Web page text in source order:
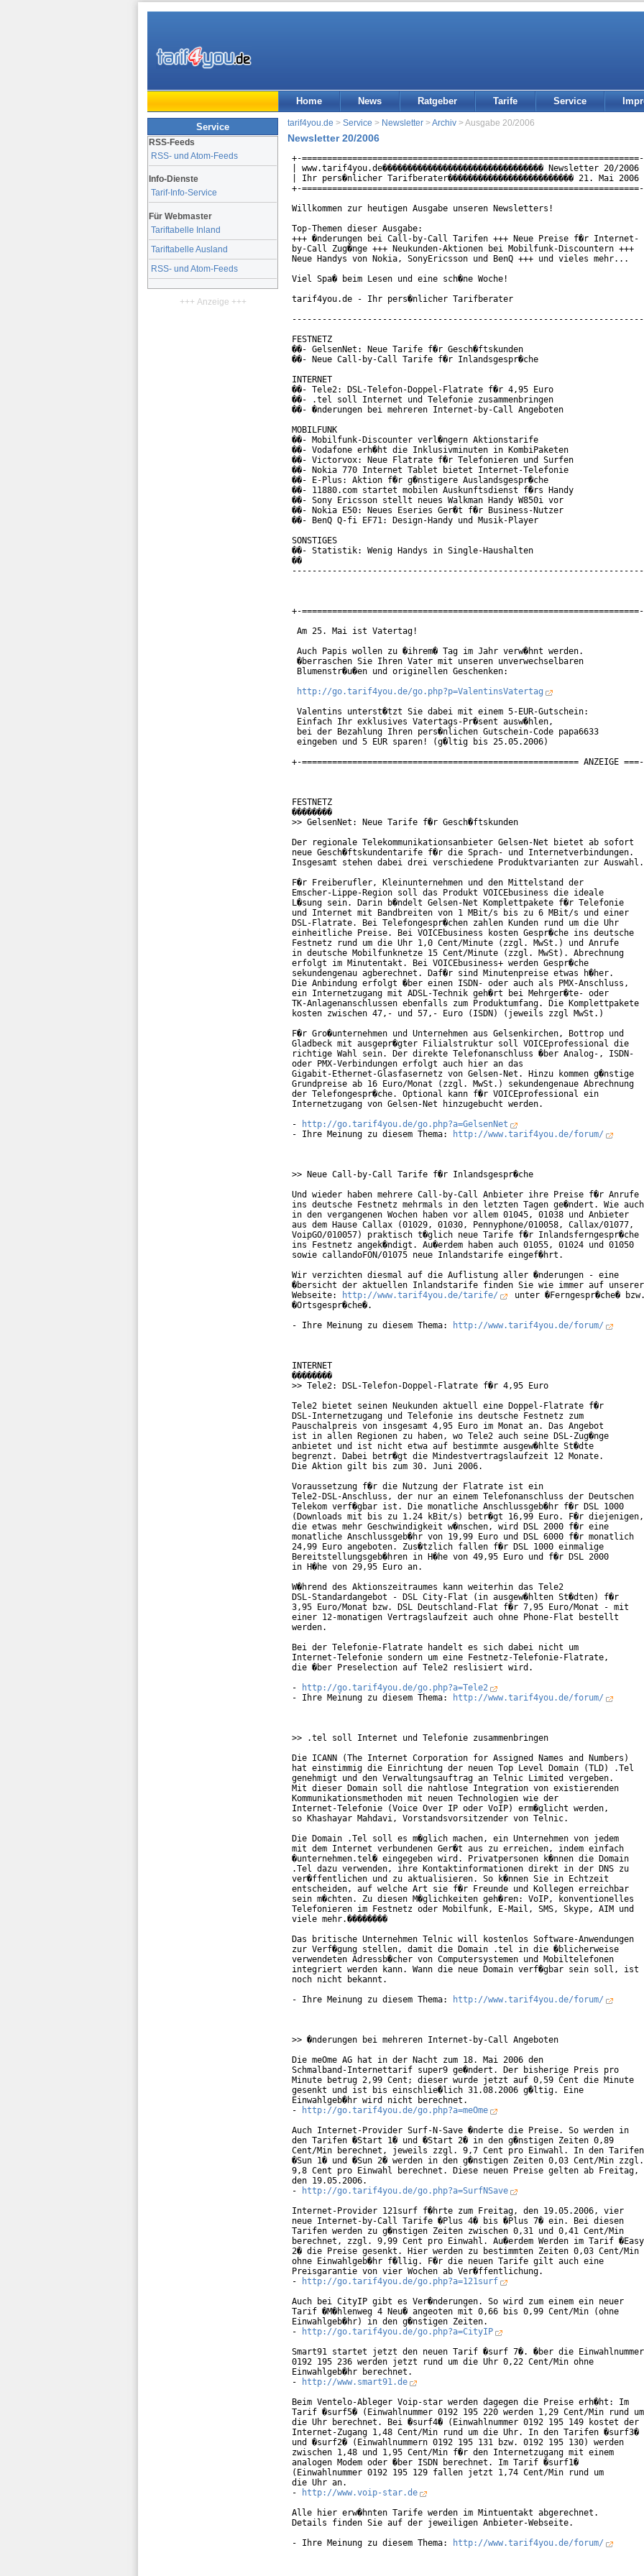
Home News Ratgeber Tarife Service
Service
RSS-Feeds
RSS- und Atom-Feeds
Info-Dienste
Tarif-Info-Service
Für Webmaster
Tariftabelle Inland
Tariftabelle Ausland
RSS- und Atom-Feeds
+++ Anzeige +++
tarif4you.de > Service > Newsletter > Archiv > Ausgabe 20/2006
Newsletter 20/2006
+-
| www.tarif4you.de�������������������������������� Newsletter 20/
| Ihr pers�nlicher Tarifberater������������������������� 21. Mai
+-
Willkommen zur heutigen Ausgabe unseren Newsletters!
Top-Themen dieser Ausgabe:
+++ �nderungen bei Call-by-Call Tarifen +++ Neue Preise f�r Internet-
by-Call Zug�nge +++ Neukunden-Aktionen bei Mobilfunk-Discountern +++
Neue Handys von Nokia, SonyEricsson und BenQ +++ und vieles mehr...
Viel Spa� beim Lesen und eine sch�ne Woche!
tarif4you.de - Ihr pers�nlicher Tarifberater
FESTNETZ
��- GelsenNet: Neue Tarife f�r Gesch�ftskunden
��- Neue Call-by-Call Tarife f�r Inlandsgespr�che
INTERNET
��- Tele2: DSL-Telefon-Doppel-Flatrate f�r 4,95 Euro
��- .tel soll Internet und Telefonie zusammenbringen
��- �nderungen bei mehreren Internet-by-Call Angeboten
MOBILFUNK
��- Mobilfunk-Discounter verl�ngern Aktionstarife
��- Vodafone erh�ht die Inklusivminuten in KombiPaketen
��- Victorvox: Neue Flatrate f�r Telefonieren und Surfen
��- Nokia 770 Internet Tablet bietet Internet-Telefonie
��- E-Plus: Aktion f�r g�nstigere Auslandsgespr�che
��- 11880.com startet mobilen Auskunftsdienst f�rs Handy
��- Sony Ericsson stellt neues Walkman Handy W850i vor
��- Nokia E50: Neues Eseries Ger�t f�r Business-Nutzer
��- BenQ Q-fi EF71: Design-Handy und Musik-Player
SONSTIGES
��- Statistik: Wenig Handys in Single-Haushalten
��
+-
Am 25. Mai ist Vatertag!
Auch Papis wollen zu �ihrem� Tag im Jahr verw�hnt werden.
�berraschen Sie Ihren Vater mit unseren unverwechselbaren
Blumenstr�u�en und originellen Geschenken:
http://go.tarif4you.de/go.php?p=ValentinsVatertag
Valentins unterst�tzt Sie dabei mit einem 5-EUR-Gutschein:
Einfach Ihr exklusives Vatertags-Pr�sent ausw�hlen,
bei der Bezahlung Ihren pers�nlichen Gutschein-Code papa6633
eingeben und 5 EUR sparen! (g�ltig bis 25.05.2006)
+-======================================================= ANZEIGE
FESTNETZ
��������
>> GelsenNet: Neue Tarife f�r Gesch�ftskunden
Der regionale Telekommunikationsanbieter Gelsen-Net bietet ab sofort
neue Gesch�ftskundentarife f�r die Sprach- und Internetverbindungen.
Insgesamt stehen dabei drei verschiedene Produktvarianten zur Auswahl.
F�r Freiberufler, Kleinunternehmen und den Mittelstand der
Emscher-Lippe-Region soll das Produkt VOICEbusiness die ideale
L�sung sein. Darin b�ndelt Gelsen-Net Komplettpakete f�r Telefonie
und Internet mit Bandbreiten von 1 MBit/s bis zu 6 MBit/s und einer
DSL-Flatrate. Bei Telefongespr�chen zahlen Kunden rund um die Uhr
einheitliche Preise. Bei VOICEbusiness kosten Gespr�che ins deutsche
Festnetz rund um die Uhr 1,0 Cent/Minute (zzgl. MwSt.) und Anrufe
in deutsche Mobilfunknetze 15 Cent/Minute (zzgl. MwSt). Abrechnung
erfolgt im Minutentakt. Bei VOICEbusiness+ werden Gespr�che
sekundengenau agberechnet. Daf�r sind Minutenpreise etwas h�her.
Die Anbindung erfolgt �ber einen ISDN- oder auch als PMX-Anschluss,
ein Internetzugang mit ADSL-Technik geh�rt bei Mehrger�te- oder
TK-Anlagenanschlussen ebenfalls zum Produktumfang. Die Komplettpakete
kosten zwischen 47,- und 57,- Euro (ISDN) (jeweils zzgl MwSt.)
F�r Gro�unternehmen und Unternehmen aus Gelsenkirchen, Bottrop und
Gladbeck mit ausgepr�gter Filialstruktur soll VOICEprofessional die
richtige Wahl sein. Der direkte Telefonanschluss �ber Analog-, ISDN-
oder PMX-Verbindungen erfolgt auch hier an das
Gigabit-Ethernet-Glasfasernetz von Gelsen-Net. Hinzu kommen g�nstige
Grundpreise ab 16 Euro/Monat (zzgl. MwSt.) sekundengenaue Abrechnung
der Telefongespr�che. Optional kann f�r VOICEprofessional ein
Internetzugang von Gelsen-Net hinzugebucht werden.
-
http://go.tarif4you.de/go.php?a=GelsenNet
- Ihre Meinung zu diesem Thema:
http://www.tarif4you.de/forum/
>> Neue Call-by-Call Tarife f�r Inlandsgespr�che
Und wieder haben mehrere Call-by-Call Anbieter ihre Preise f�r Anrufe
ins deutsche Festnetz mehrmals in den letzten Tagen ge�ndert. Wie auch
in den vergangenen Wochen haben vor allem 01045, 01038 und Anbieter
aus dem Hause Callax (01029, 01030, Pennyphone/010058, Callax/01077,
VoipGO/010057) praktisch t�glich neue Tarife f�r Inlandsferngespr�che
ins Festnetz angek�ndigt. Au�erdem haben auch 01055, 01024 und 01050
sowie callandoFON/01075 neue Inlandstarife eingef�hrt.
Wir verzichten diesmal auf die Auflistung aller �nderungen - eine
�bersicht der aktuellen Inlandstarife finden Sie wie immer auf unserer
Webseite:
http://www.tarif4you.de/tarife/
unter �Ferngespr�che�
�Ortsgespr�che�.
- Ihre Meinung zu diesem Thema:
http://www.tarif4you.de/forum/
INTERNET
��������
>> Tele2: DSL-Telefon-Doppel-Flatrate f�r 4,95 Euro
Tele2 bietet seinen Neukunden aktuell eine Doppel-Flatrate f�r
DSL-Internetzugang und Telefonie ins deutsche Festnetz zum
Pauschalpreis von insgesamt 4,95 Euro im Monat an. Das Angebot
ist in allen Regionen zu haben, wo Tele2 auch seine DSL-Zug�nge
anbietet und ist nicht etwa auf bestimmte ausgew�hlte St�dte
begrenzt. Dabei betr�gt die Mindestvertragslaufzeit 12 Monate.
Die Aktion gilt bis zum 30. Juni 2006.
Voraussetzung f�r die Nutzung der Flatrate ist ein
Tele2-DSL-Anschluss, der nur an einem Telefonanschluss der Deutschen
Telekom verf�gbar ist. Die monatliche Anschlussgeb�hr f�r DSL 1000
(Downloads mit bis zu 1.24 kBit/s) betr�gt 16,99 Euro. F�r diejenigen,
die etwas mehr Geschwindigkeit w�nschen, wird DSL 2000 f�r eine
monatliche Anschlussgeb�hr von 19,99 Euro und DSL 6000 f�r monatlich
24,99 Euro angeboten. Zus�tzlich fallen f�r DSL 1000 einmalige
Bereitstellungsgeb�hren in H�he von 49,95 Euro und f�r DSL 2000
in H�he von 29,95 Euro an.
W�hrend des Aktionszeitraumes kann weiterhin das Tele2
DSL-Standardangebot - DSL City-Flat (in ausgew�hlten St�dten) f�r
3,95 Euro/Monat bzw. DSL Deutschland-Flat f�r 7,95 Euro/Monat - mit
einer 12-monatigen Vertragslaufzeit auch ohne Phone-Flat bestellt
werden.
Bei der Telefonie-Flatrate handelt es sich dabei nicht um
Internet-Telefonie sondern um eine Festnetz-Telefonie-Flatrate,
die �ber Preselection auf Tele2 reslisiert wird.
-
http://go.tarif4you.de/go.php?a=Tele2
- Ihre Meinung zu diesem Thema:
http://www.tarif4you.de/forum/
>> .tel soll Internet und Telefonie zusammenbringen
Die ICANN (The Internet Corporation for Assigned Names and Numbers)
hat einstimmig die Einrichtung der neuen Top Level Domain (TLD) .Tel
genehmigt und den Verwaltungsauftrag an Telnic Limited vergeben.
Mit dieser Domain soll die nahtlose Integration von existierenden
Kommunikationsmethoden mit neuen Technologien wie der
Internet-Telefonie (Voice Over IP oder VoIP) erm�glicht werden,
so Khashayar Mahdavi, Vorstandsvorsitzender von Telnic.
Die Domain .Tel soll es m�glich machen, ein Unternehmen von jedem
mit dem Internet verbundenen Ger�t aus zu erreichen, indem einfach
�unternehmen.tel� eingegeben wird. Privatpersonen k�nnen die Domain
.Tel dazu verwenden, ihre Kontaktinformationen direkt in der DNS zu
ver�ffentlichen und zu aktualisieren. So k�nnen Sie in Echtzeit
entscheiden, auf welche Art sie f�r Freunde und Kollegen erreichbar
sein m�chten. Zu diesen M�glichkeiten geh�ren: VoIP, konventionelles
Telefonieren im Festnetz oder Mobilfunk, E-Mail, SMS, Skype, AIM und
viele mehr.��������
Das britische Unternehmen Telnic will kostenlos Software-Anwendungen
zur Verf�gung stellen, damit die Domain .tel in die �blicherweise
verwendeten Adressb�cher von Computersystemen und Mobiltelefonen
integriert werden kann. Wann die neue Domain verf�gbar sein soll, ist
noch nicht bekannt.
- Ihre Meinung zu diesem Thema:
http://www.tarif4you.de/forum/
>> �nderungen bei mehreren Internet-by-Call Angeboten
Die meOme AG hat in der Nacht zum 18. Mai 2006 den
Schmalband-Internettarif super9 ge�ndert. Der bisherige Preis pro
Minute betrug 2,99 Cent; dieser wurde jetzt auf 0,59 Cent die Minute
gesenkt und ist bis einschlie�lich 31.08.2006 g�ltig. Eine
Einwahlgeb�hr wird nicht berechnet.
-
http://go.tarif4you.de/go.php?a=meOme
Auch Internet-Provider Surf-N-Save �nderte die Preise. So werden in
den Tarifen �Start 1� und �Start 2� in den g�nstigen Zeiten 0,89
Cent/Min berechnet, jeweils zzgl. 9,7 Cent pro Einwahl. In den Tarifen
�Sun 1� und �Sun 2� werden in den g�nstigen Zeiten 0,03 Cent/Min zzgl.
9,8 Cent pro Einwahl berechnet. Diese neuen Preise gelten ab Freitag,
den 19.05.2006.
-
http://go.tarif4you.de/go.php?a=SurfNSave
Internet-Provider 121surf f�hrte zum Freitag, den 19.05.2006, vier
neue Internet-by-Call Tarife �Plus 4� bis �Plus 7� ein. Bei diesen
Tarifen werden zu g�nstigen Zeiten zwischen 0,31 und 0,41 Cent/Min
berechnet, zzgl. 9,99 Cent pro Einwahl. Au�erdem Werden im Tarif �Easy
2� die Preise gesenkt. Hier werden zu bestimmten Zeiten 0,03 Cent/Min
ohne Einwahlgeb�hr f�llig. F�r die neuen Tarife gilt auch eine
Preisgarantie von vier Wochen ab Ver�ffentlichung.
-
http://go.tarif4you.de/go.php?a=121surf
Auch bei CityIP gibt es Ver�nderungen. So wird zum einem ein neuer
Tarif �M�hlenweg 4 Neu� angeoten mit 0,66 bis 0,99 Cent/Min (ohne
Einwahlgeb�hr) in den g�nstigen Zeiten.
-
http://go.tarif4you.de/go.php?a=CityIP
Smart91 startet jetzt den neuen Tarif �surf 7�. �ber die Einwahlnummer
0192 195 236 werden jetzt rund um die Uhr 0,22 Cent/Min ohne
Einwahlgeb�hr berechnet.
-
http://www.smart91.de
Beim Ventelo-Ableger Voip-star werden dagegen die Preise erh�ht: Im
Tarif �surf5� (Einwahlnummer 0192 195 220 werden 1,29 Cent/Min rund um
die Uhr berechnet. Bei �surf4� (Einwahlnummer 0192 195 149 kostet der
Internet-Zugang 1,48 Cent/Min rund um die Uhr. In den Tarifen �surf3�
und �surf2� (Einwahlnummern 0192 195 131 bzw. 0192 195 130) werden
zwischen 1,48 und 1,95 Cent/Min f�r den Internetzugang mit einem
analogen Modem oder �ber ISDN berechnet. Im Tarif �surf1�
(Einwahlnummer 0192 195 129 fallen jetzt 1,74 Cent/Min rund um
die Uhr an.
-
http://www.voip-star.de
Alle hier erw�hnten Tarife werden im Mintuentakt abgerechnet.
Details finden Sie auf der jeweiligen Anbieter-Webseite.
- Ihre Meinung zu diesem Thema:
http://www.tarif4you.de/forum/